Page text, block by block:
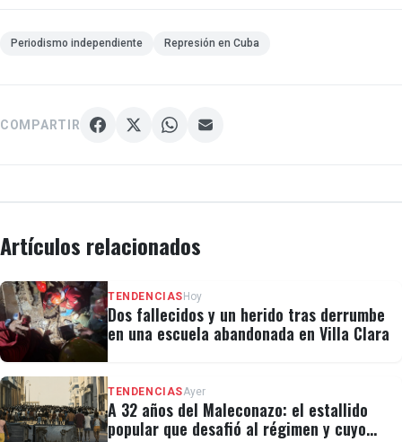
Periodismo independiente Represión en Cuba
COMPARTIR
Artículos relacionados
TENDENCIAS Hoy
Dos fallecidos y un herido tras derrumbe
en una escuela abandonada en Villa Clara
TENDENCIASAyer
A 32 años del Maleconazo: el estallido
popular que desafió al régimen y cuyo